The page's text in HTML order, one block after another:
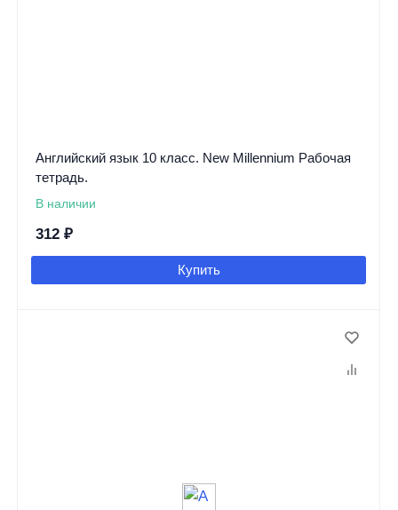
Английский язык 10 класс. New Millennium Рабочая
тетрадь.
В наличии
312 ₽
Купить